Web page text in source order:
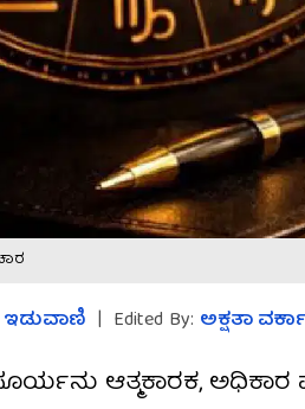
| Edited By: ಅಕ್ಷತಾ
ಆತ್ಮಕಾರಕ,